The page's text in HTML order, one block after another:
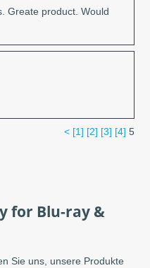
Greate product. Would
< [1] [2] [3] [4] 5
for Blu-ray &
Sie uns, unsere Produkte